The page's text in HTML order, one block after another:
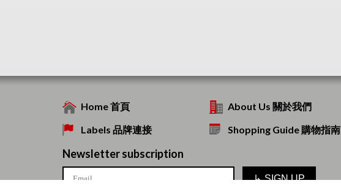
Home 首頁
About Us 關於我們
Labels 品牌連接
Shopping Guide 購物指南
Newsletter subscription
↳ SIGN UP